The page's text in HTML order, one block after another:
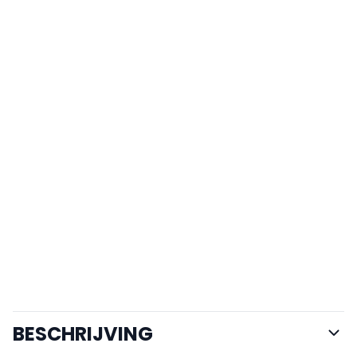
BESCHRIJVING